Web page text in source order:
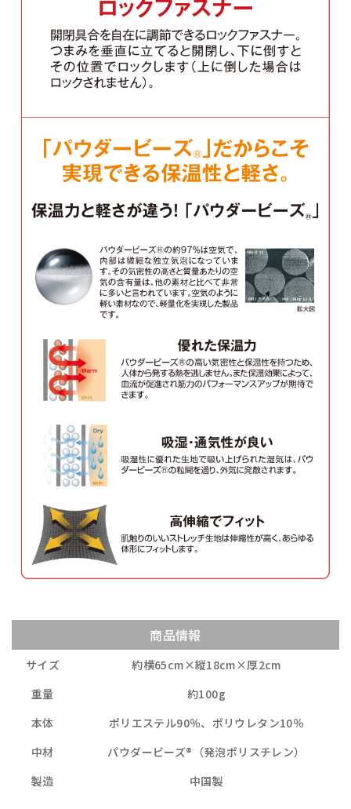
商品情報
サイズ
約横65cm×縦18cm×厚2cm
重量
約100g
本体
ポリエステル90％、ポリウレタン10％
中材
パウダービーズ®（発泡ポリスチレン）
製造
中国製